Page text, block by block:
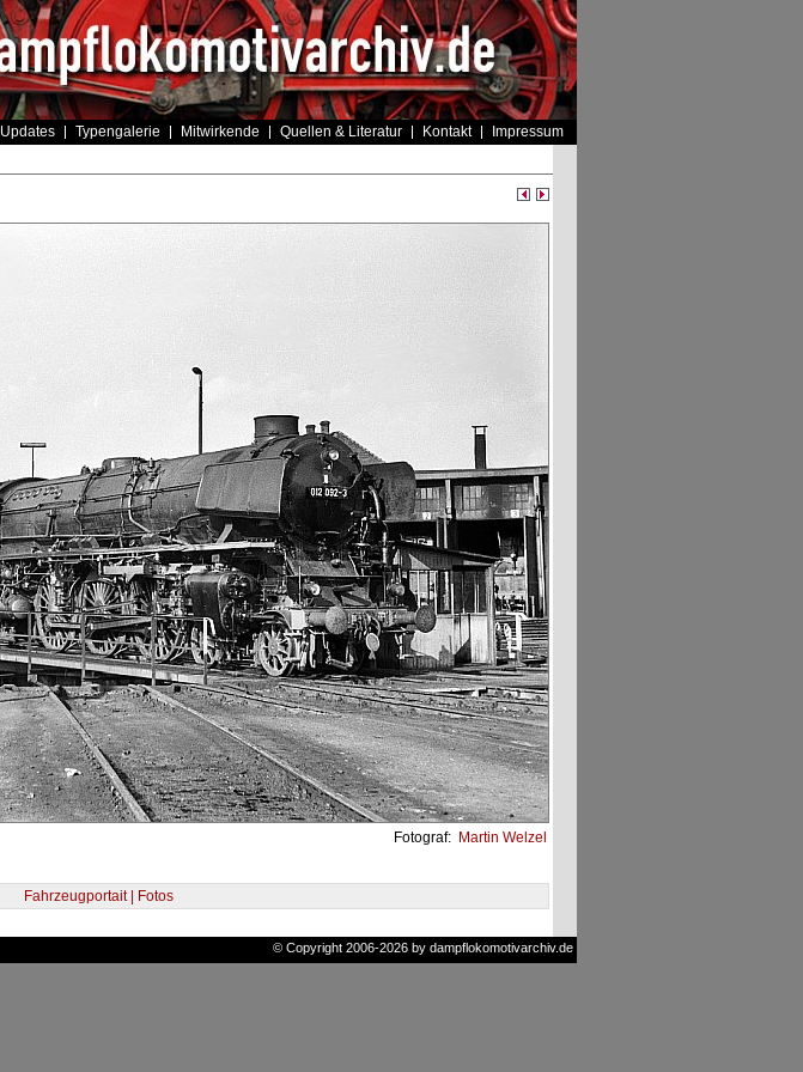
Updates Typengalerie Mitwirkende Quellen & Literatur Kontakt Impressum
Fotograf: Martin Welzel
Fahrzeugportait | Fotos
© Copyright 2006-2026 by dampflokomotivarchiv.de